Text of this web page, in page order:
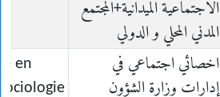
الاجتماعية الميدانية+المجتمع
المدني المحلي و الدولي
اخصائي اجتماعي في
إدارات وزارة الشؤون
en